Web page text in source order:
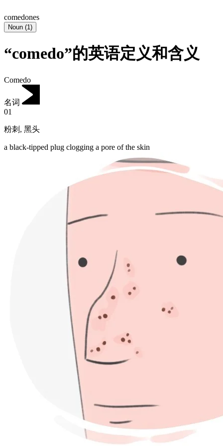
comedones
Noun (1)
“comedo”的英语定义和含义
Comedo
名词
01
粉刺 , 黑头
a black-tipped plug clogging a pore of the skin